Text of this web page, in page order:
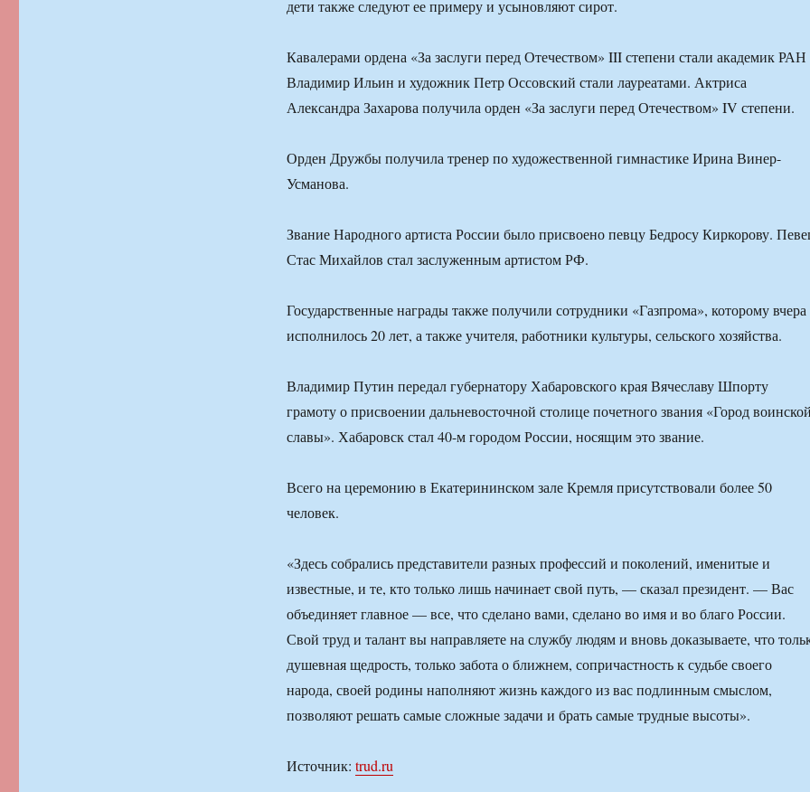
дети также следуют ее примеру и усыновляют сирот.
Кавалерами ордена «За заслуги перед Отечеством» III степени стали академик РАН
Владимир Ильин и художник Петр Оссовский стали лауреатами. Актриса
Александра Захарова получила орден «За заслуги перед Отечеством» IV степени.
Орден Дружбы получила тренер по художественной гимнастике Ирина Винер-
Усманова.
Звание Народного артиста России было присвоено певцу Бедросу Киркорову.
Стас Михайлов стал заслуженным артистом РФ.
Государственные награды также получили сотрудники «Газпрома», которому вчера
исполнилось 20 лет, а также учителя, работники культуры, сельского хозяйства.
Владимир Путин передал губернатору Хабаровского края Вячеславу Шпорту
грамоту о присвоении дальневосточной столице почетного звания «Город
славы». Хабаровск стал 40-м городом России, носящим это звание.
Всего на церемонию в Екатерининском зале Кремля присутствовали более 50
человек.
«Здесь собрались представители разных профессий и поколений, именитые и
известные, и те, кто только лишь начинает свой путь, — сказал президент. — Вас
объединяет главное — все, что сделано вами, сделано во имя и во благо России.
Свой труд и талант вы направляете на службу людям и вновь доказываете, что
душевная щедрость, только забота о ближнем, сопричастность к судьбе своего
народа, своей родины наполняют жизнь каждого из вас подлинным смыслом,
позволяют решать самые сложные задачи и брать самые трудные высоты».
Источник: trud.ru